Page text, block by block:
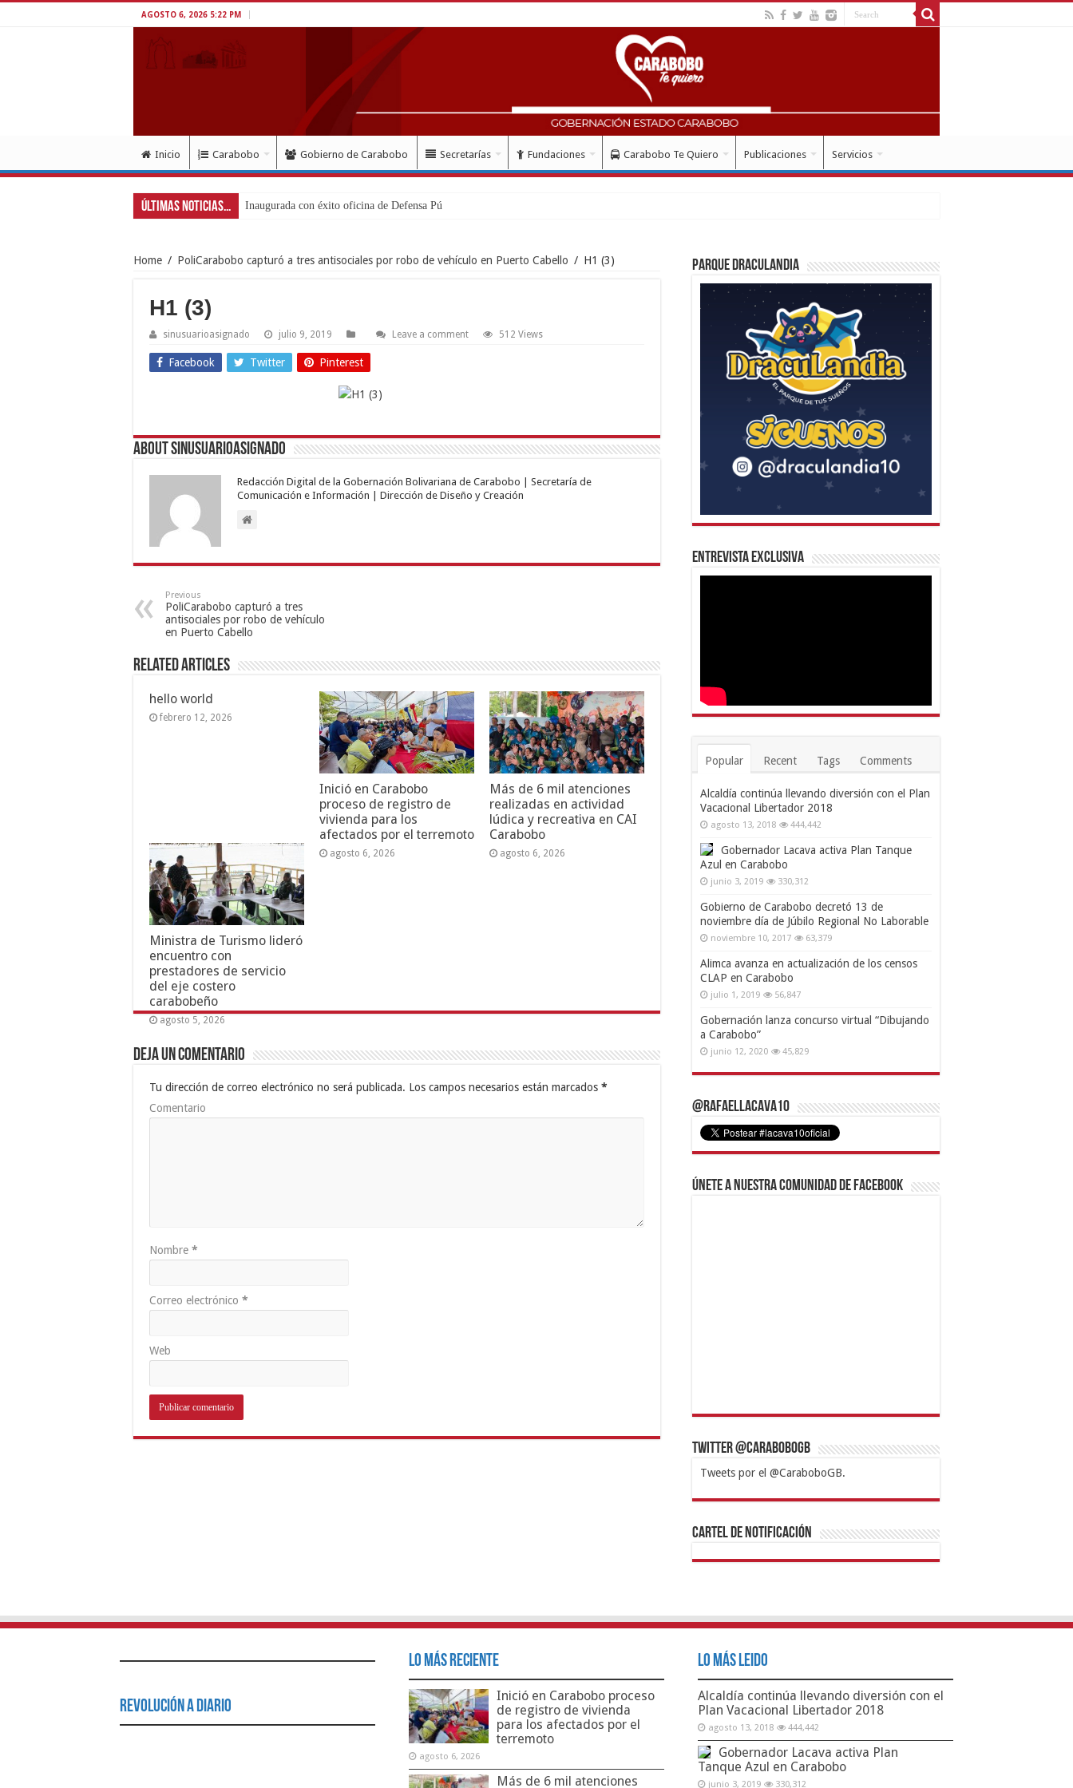
AGOSTO 6, 2026 5:22 PM
Inicio Carabobo Gobierno de Carabobo Secretarías Fundaciones Carabobo Te Quiero Publicaciones Servicios
Últimas Noticias... Inaugurada con éxito oficina de Defensa Pública en el muni
Home / PoliCarabobo capturó a tres antisociales por robo de vehículo en Puerto Cabello / H1 (3)
H1 (3)
sinusuarioasignado julio 9, 2019 Leave a comment 512 Views
Facebook Twitter Pinterest
About sinusuarioasignado
Redacción Digital de la Gobernación Bolivariana de Carabobo | Secretaría de
Comunicación e Información | Dirección de Diseño y Creación
Previous
PoliCarabobo capturó a tres
antisociales por robo de vehículo
en Puerto Cabello
Related Articles
hello world
febrero 12, 2026
Inició en Carabobo
proceso de registro de
vivienda para los
afectados por el terremoto
agosto 6, 2026
Más de 6 mil atenciones
realizadas en actividad
lúdica y recreativa en CAI
Carabobo
agosto 6, 2026
Ministra de Turismo lideró
encuentro con
prestadores de servicio
del eje costero
carabobeño
agosto 5, 2026
Deja un comentario
Tu dirección de correo electrónico no será publicada. Los campos necesarios están marcados *
Comentario
Nombre *
Correo electrónico *
Web
Parque Draculandia
Entrevista Exclusiva
Popular Recent Tags Comments
Alcaldía continúa llevando diversión con el Plan
Vacacional Libertador 2018
agosto 13, 2018 444,442
Gobernador Lacava activa Plan Tanque
Azul en Carabobo
junio 3, 2019 330,312
Gobierno de Carabobo decretó 13 de
noviembre día de Júbilo Regional No Laborable
noviembre 10, 2017 63,379
Alimca avanza en actualización de los censos
CLAP en Carabobo
julio 1, 2019 56,847
Gobernación lanza concurso virtual “Dibujando
a Carabobo”
junio 12, 2020 45,829
@RafaelLacava10
Únete a nuestra comunidad de Facebook
Twitter @CaraboboGB
Tweets por el @CaraboboGB.
1xbetBetturkeyBetistKralbetSupertotobetTipobet
https://mvbcasino.com/
Cartel de Notificación
Revolución a Diario
Lo Más Reciente
Inició en Carabobo proceso
de registro de vivienda
para los afectados por el
terremoto
agosto 6, 2026
Más de 6 mil atenciones
Lo Más Leido
Alcaldía continúa llevando diversión con el
Plan Vacacional Libertador 2018
agosto 13, 2018 444,442
Gobernador Lacava activa Plan
Tanque Azul en Carabobo
junio 3, 2019 330,312